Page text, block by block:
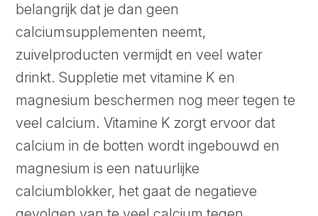
belangrijk dat je dan geen
calciumsupplementen neemt,
zuivelproducten vermijdt en veel water
drinkt. Suppletie met vitamine K en
magnesium beschermen nog meer tegen te
veel calcium. Vitamine K zorgt ervoor dat
calcium in de botten wordt ingebouwd en
magnesium is een natuurlijke
calciumblokker, het gaat de negatieve